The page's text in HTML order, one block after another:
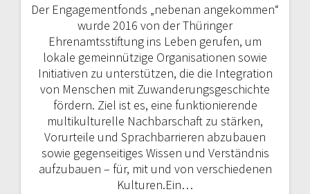
Der Engagementfonds „nebenan angekommen“
wurde 2016 von der Thüringer
Ehrenamtsstiftung ins Leben gerufen, um
lokale gemeinnützige Organisationen sowie
Initiativen zu unterstützen, die die Integration
von Menschen mit Zuwanderungsgeschichte
fördern. Ziel ist es, eine funktionierende
multikulturelle Nachbarschaft zu stärken,
Vorurteile und Sprachbarrieren abzubauen
sowie gegenseitiges Wissen und Verständnis
aufzubauen – für, mit und von verschiedenen
Kulturen.Ein…